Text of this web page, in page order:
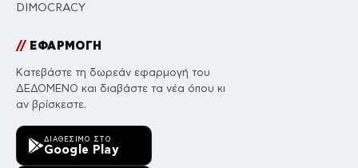
DIMOCRACY
//ΕΦΑΡΜΟΓΗ
Κατεβάστε τη δωρεάν εφαρμογή του
ΔΕΔΟΜΕΝΟ και διαβάστε τα νέα όπου κι
αν βρίσκεστε.
ΔΙΑΘΈΣΙΜΟ ΣΤΟ
Google Play